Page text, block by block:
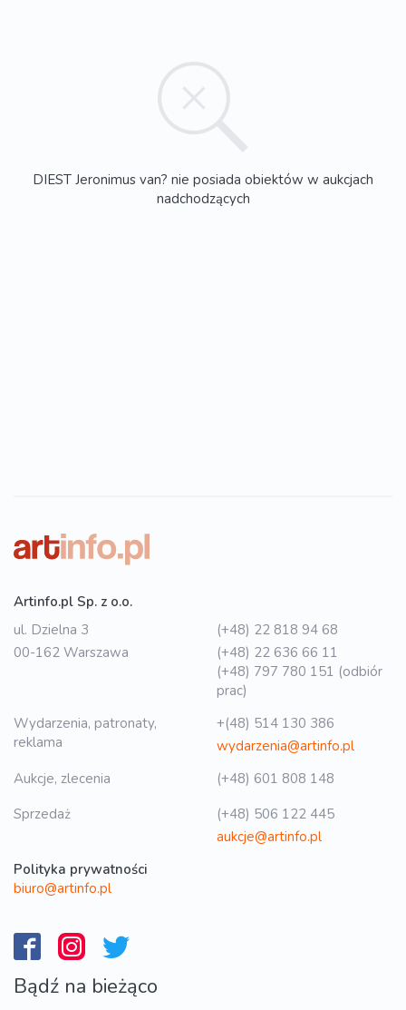
DIEST Jeronimus van? nie posiada obiektów w aukcjach
nadchodzących
Artinfo.pl Sp. z o.o.
ul. Dzielna 3
00-162 Warszawa
(+48) 22 818 94 68
(+48) 22 636 66 11
(+48) 797 780 151 (odbiór
prac)
Wydarzenia, patronaty,
reklama
+(48) 514 130 386
wydarzenia@artinfo.pl
Aukcje, zlecenia
(+48) 601 808 148
Sprzedaż
(+48) 506 122 445
aukcje@artinfo.pl
Polityka prywatności
biuro@artinfo.pl
Bądź na bieżąco